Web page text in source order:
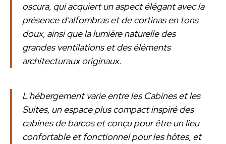
oscura, qui acquiert un aspect élégant avec la
présence d'alfombras et de cortinas en tons
doux, ainsi que la lumière naturelle des
grandes ventilations et des éléments
architecturaux originaux.
L'hébergement varie entre les Cabines et les
Suites, un espace plus compact inspiré des
cabines de barcos et conçu pour être un lieu
confortable et fonctionnel pour les hôtes, et